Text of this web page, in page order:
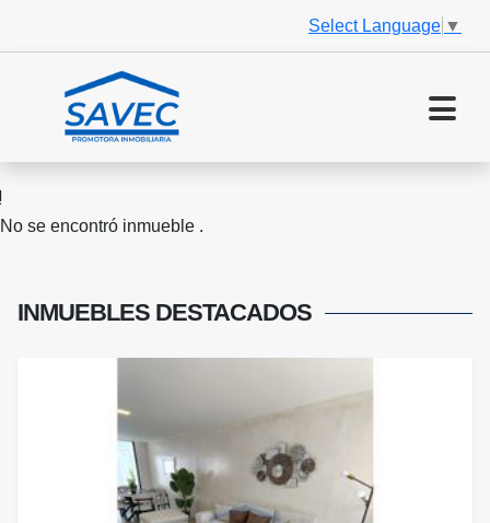
Select Language ▼
No se encontró inmueble .
INMUEBLES DESTACADOS